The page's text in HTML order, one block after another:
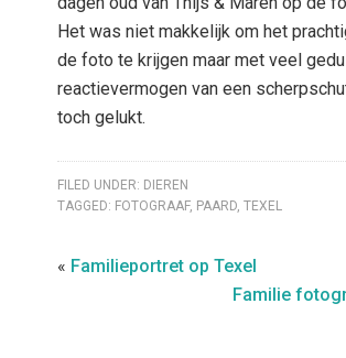
Het was niet makkelijk om het
de foto te krijgen maar met veel
reactievermogen van een
toch gelukt.
FILED UNDER: DIEREN
TAGGED: FOTOGRAAF, PAARD,TEXEL
« Familieportret op Texel
Familie